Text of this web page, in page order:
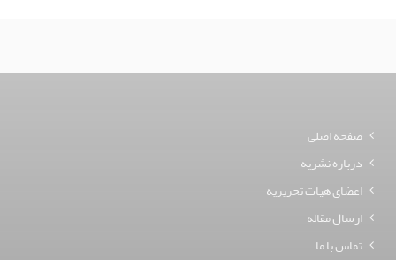
صفحه اصلی
درباره نشریه
اعضای هیات تحریریه
ارسال مقاله
تماس با ما